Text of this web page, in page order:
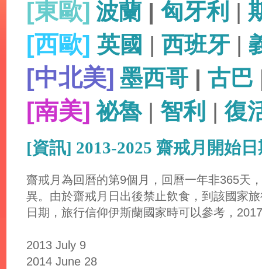
[東歐] 波蘭 | 匈牙利 |
[西歐] 英國 | 西班牙 |
[中北美] 墨西哥 | 古巴
[南美] 祕魯| 智利 |復
[資訊] 2013-2025 齋戒月開始
齋戒月為回曆的第9個月，回曆一年非365天
異。由於齋戒月日出後禁止飲食，到該國家
日期，旅行信仰伊斯蘭國家時可以參考，
2013 July 9
2014 June 28